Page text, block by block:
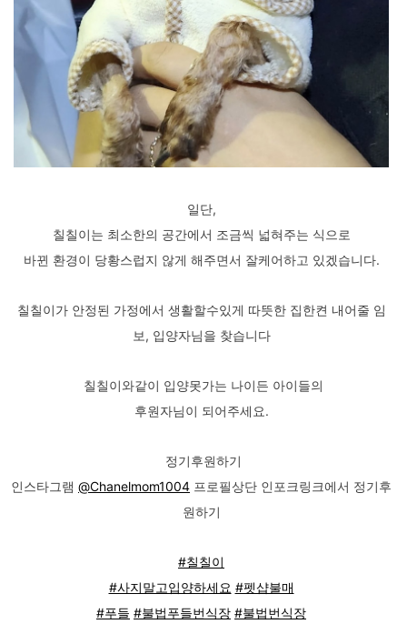
일단,
칠칠이는 최소한의 공간에서 조금씩 넓혀주는 식으로
바뀐 환경이 당황스럽지 않게 해주면서 잘케어하고 있겠습니다.
칠칠이가 안정된 가정에서 생활할수있게 따뜻한 집한켠 내어줄 임
보, 입양자님을 찾습니다
칠칠이와같이 입양못가는 나이든 아이들의
후원자님이 되어주세요.
정기후원하기
인스타그램 @Chanelmom1004 프로필상단 인포크링크에서 정기후
원하기
#칠칠이
#사지말고입양하세요 #펫샵불매
#푸들 #불법푸들번식장 #불법번식장